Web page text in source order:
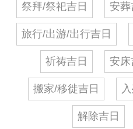
祭拜/祭祀吉日 安葬
旅行/出游/出行吉日
祈祷吉日 安床
搬家/移徙吉日
解除吉日